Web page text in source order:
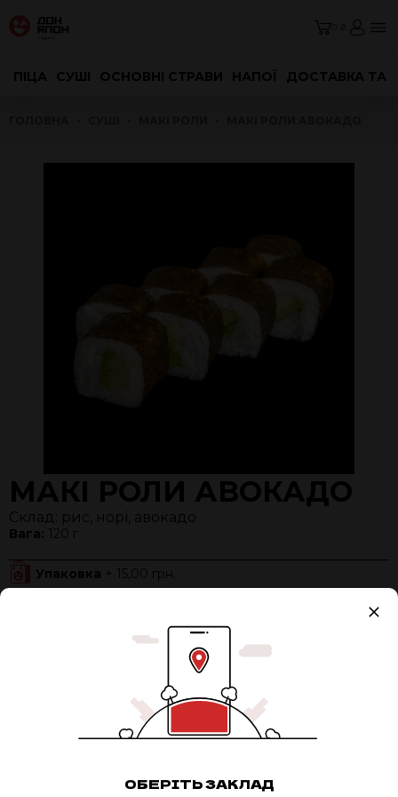
ПІЦА СУШІ ОСНОВНІ СТРАВИ НАПОЇ ДОСТАВКА ТА
МАКІ РОЛИ АВОКАДО
Склад: рис, норі, авокадо
Вага: 120 г
Упаковка + 15,00 грн.
120 ₴
ОБЕРІТЬ ЗАКЛАД